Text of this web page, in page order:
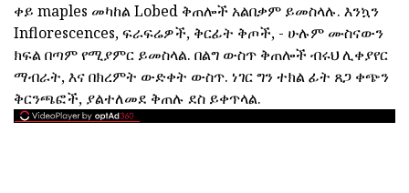
ቀይ maples መካከል Lobed ቅጠሎች አልበቃም ይመስላሉ. እንኳን
Inflorescences, ፍራፍሬዎች, ቅርፊት ቅጦች, - ሁሉም ሙስናውን
ክፍል በጣም የሚያምር ይመስላል. በልግ ውስጥ ቅጠሎች ብሩህ ሊቀያየር
ማብራት, እና በክረምት ውድቀት ውስጥ. ነገር ግን ተክል ፊት ጸጋ ቀጭን
ቅርንጫፎች, ያልተለመደ ቅጠሉ ደስ ይቀጥላል.